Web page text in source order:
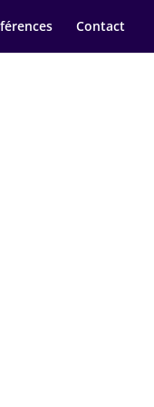
Contact